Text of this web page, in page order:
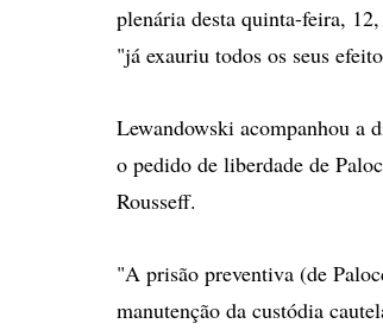
plenária desta quinta-feira,
"já exauriu todos os seus
Lewandowski acompanhou a
o pedido de liberdade de
Rousseff.
"A prisão preventiva (de
manutenção da custódia